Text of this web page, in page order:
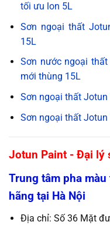
tối ưu lon 5L
Sơn ngoại thất
15L
Sơn nước ngoại
mới thùng 15L
Sơn ngoại thất
Sơn ngoại thất
Jotun Paint - Đại lý
Trung tâm pha
hãng tại Hà Nội
Địa chỉ: Số 36 Mặt